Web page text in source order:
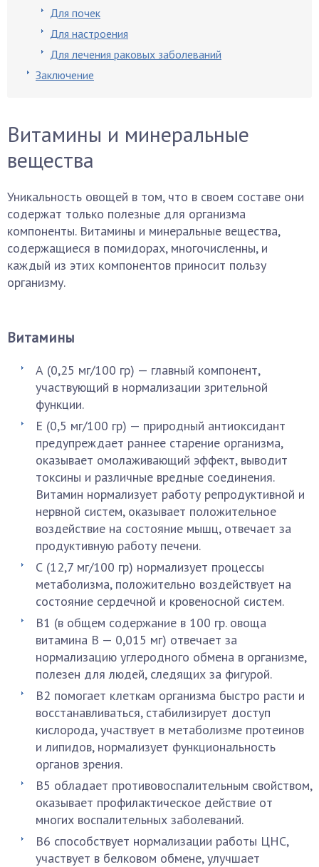
Для почек
Для настроения
Для лечения раковых заболеваний
Заключение
Витамины и минеральные
вещества
Уникальность овощей в том, что в своем составе они
содержат только полезные для организма
компоненты. Витамины и минеральные вещества,
содержащиеся в помидорах, многочисленны, и
каждый из этих компонентов приносит пользу
организму.
Витамины
А (0,25 мг/100 гр) — главный компонент,
участвующий в нормализации зрительной
функции.
Е (0,5 мг/100 гр) — природный антиоксидант
предупреждает раннее старение организма,
оказывает омолаживающий эффект, выводит
токсины и различные вредные соединения.
Витамин нормализует работу репродуктивной и
нервной систем, оказывает положительное
воздействие на состояние мышц, отвечает за
продуктивную работу печени.
С (12,7 мг/100 гр) нормализует процессы
метаболизма, положительно воздействует на
состояние сердечной и кровеносной систем.
В1 (в общем содержание в 100 гр. овоща
витамина В — 0,015 мг) отвечает за
нормализацию углеродного обмена в организме,
полезен для людей, следящих за фигурой.
В2 помогает клеткам организма быстро расти и
восстанавливаться, стабилизирует доступ
кислорода, участвует в метаболизме протеинов
и липидов, нормализует функциональность
органов зрения.
В5 обладает противовоспалительным свойством,
оказывает профилактическое действие от
многих воспалительных заболеваний.
В6 способствует нормализации работы ЦНС,
участвует в белковом обмене, улучшает